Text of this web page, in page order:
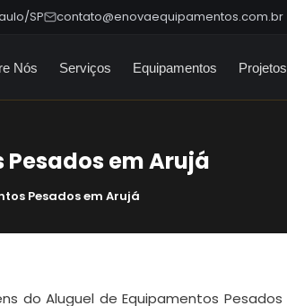
SP contato@enovaequipamentos.com.br
Nós Serviços Equipamentos Projetos
em Arujá
Pesados em Arujá
do Aluguel de Equipamentos Pesados